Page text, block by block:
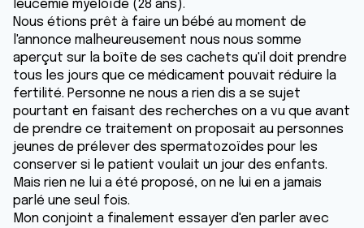
leucémie myeloïde (28 ans).
Nous étions prêt à faire un bébé au moment de
l'annonce malheureusement nous nous somme
aperçut sur la boîte de ses cachets qu'il doit prendre
tous les jours que ce médicament pouvait réduire la
fertilité. Personne ne nous a rien dis a se sujet
pourtant en faisant des recherches on a vu que avant
de prendre ce traitement on proposait au personnes
jeunes de prélever des spermatozoïdes pour les
conserver si le patient voulait un jour des enfants.
Mais rien ne lui a été proposé, on ne lui en a jamais
parlé une seul fois.
Mon conjoint a finalement essayer d'en parler avec